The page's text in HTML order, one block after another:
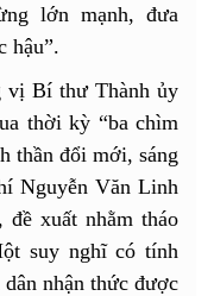
lớn mạnh, đưa
hậu”.
vị Bí thư Thành ủy
thời kỳ “ba chìm
thần đổi mới, sáng
Nguyễn Văn Linh
xuất nhằm tháo
suy nghĩ có tính
nhận thức được